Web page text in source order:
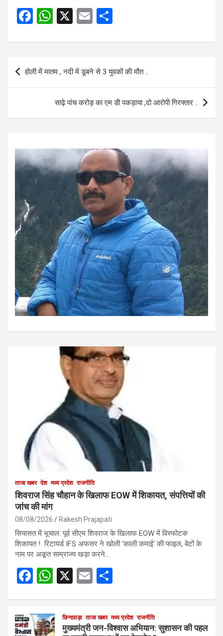
F
ce
b
o
W
at
A
p
p
X
E
ail ar
e
Post
navigation
होली में मातम , नदी में डूबने से 3 युवकों की मौत ..
साढ़े पांच करोड़ का एम डी पकड़ाया ,दो आरोपी गिरफ्तार ..
ताजा खबर देश मध्य प्रदेश राजनीति
शिवराज सिंह चौहान के खिलाफ EOW में शिकायत, संपत्तियों की
जांच की मांग
08/08/2026 Rakesh Prajapati
सियासत में भूचाल: पूर्व सीएम शिवराज के खिलाफ EOW में विस्फोटक
शिकायत ! रिटायर्ड IFS अफसर ने खोली ‘काली कमाई’ की फाइल, बेटों के
नाम पर अकूत साम्राज्य खड़ा करने…
F
b
W
s
X
E
e
छिन्दवाड़ा ताजा खबर मध्य प्रदेश राजनीति
मुख्यमंत्री जन-विश्वास अभियान: सुशासन की पहल